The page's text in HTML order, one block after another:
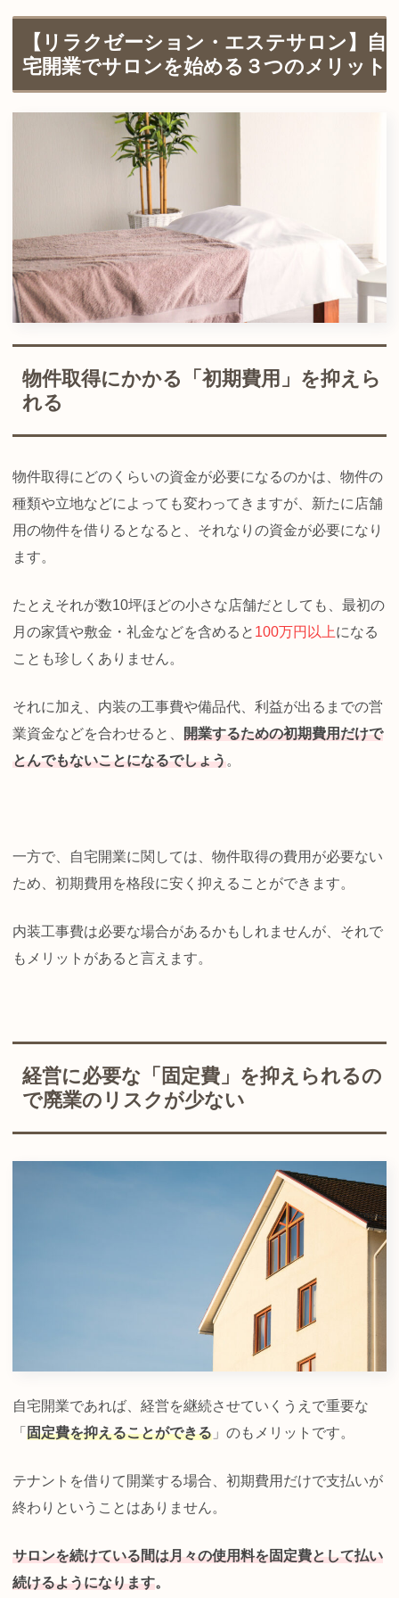
【リラクゼーション・エステサロン】自
宅開業でサロンを始める３つのメリット
物件取得にかかる「初期費用」を抑えら
れる
物件取得にどのくらいの資金が必要になるのかは、物件の
種類や立地などによっても変わってきますが、新たに店舗
用の物件を借りるとなると、それなりの資金が必要になり
ます。
たとえそれが数10坪ほどの小さな店舗だとしても、最初の
月の家賃や敷金・礼金などを含めると 100万円以上になる
ことも珍しくありません。
それに加え、内装の工事費や備品代、利益が出るまでの営
業資金などを合わせると、 開業するための初期費用だけで
とんでもないことになるでしょう。
一方で、自宅開業に関しては、物件取得の費用が必要ない
ため、初期費用を格段に安く抑えることができます。
内装工事費は必要な場合があるかもしれませんが、それで
もメリットがあると言えます。
経営に必要な「固定費」を抑えられるの
で廃業のリスクが少ない
自宅開業であれば、経営を継続させていくうえで重要な
「 固定費を抑えることができる 」のもメリットです。
テナントを借りて開業する場合、初期費用だけで支払いが
終わりということはありません。
サロンを続けている間は月々の使用料を固定費として払い
続けるようになります。